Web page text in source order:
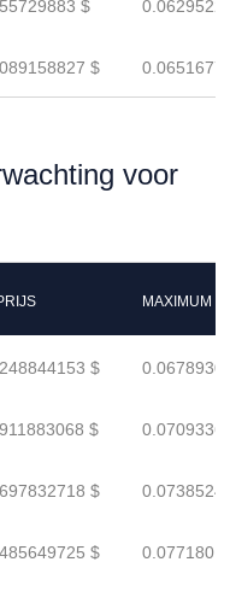
$
$
voor
MAXIMUM
$
$
$
$